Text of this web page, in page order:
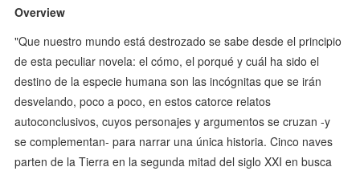
Overview
"Que nuestro mundo está destrozado se sabe desde el principio
de esta peculiar novela: el cómo, el porqué y cuál ha sido el
destino de la especie humana son las incógnitas que se irán
desvelando, poco a poco, en estos catorce relatos
autoconclusivos, cuyos personajes y argumentos se cruzan -y
se complementan- para narrar una única historia. Cinco naves
parten de la Tierra en la segunda mitad del siglo XXI en busca